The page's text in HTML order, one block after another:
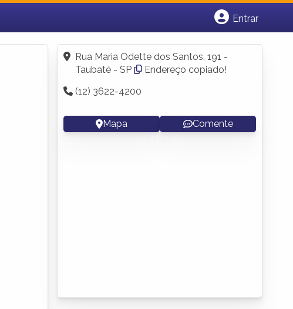
Entrar
Fazer login
Criar conta
Rua Maria Odette dos Santos, 191 -
Taubaté - SP
Endereço copiado!
(12) 3622-4200
Mapa Comente